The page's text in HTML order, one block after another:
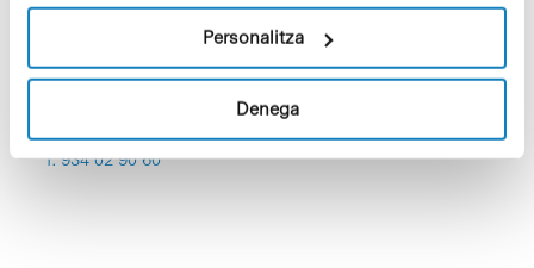
Personalitza
Denega
C/Baldiri Reixac, 4-12 i 15
08028 Barcelona
T. 934 02 90 60